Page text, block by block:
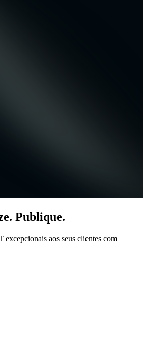
Publique.
excepcionais aos seus clientes com